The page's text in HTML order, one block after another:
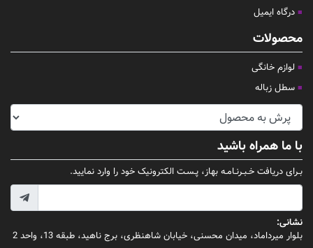
درگاه ایمیل
محصولات
لوازم خانگی
سطل زباله
با ما همراه باشید
بـرای دریافت خـبـرنـامـه بهاز، پـسـت الکترونیک خود را وارد نمایید.
نشانی:
بلوار میرداماد، میدان محسنی، خیابان شاهنظری، برج ناهید، طبقه 13، واحد 2